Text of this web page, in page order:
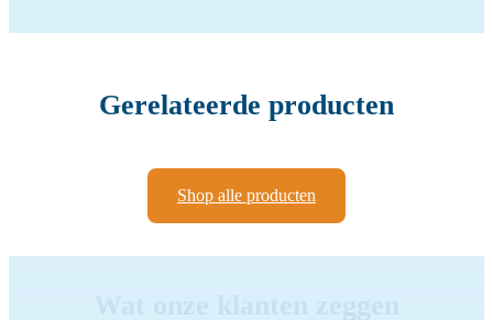
Gerelateerde producten
Shop alle producten